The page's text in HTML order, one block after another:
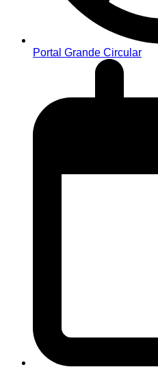
Portal Grande Circular